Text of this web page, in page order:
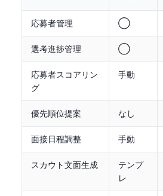
応募者管理 ◯
選考進捗管理 ◯
応募者スコアリン
グ
手動
優先順位提案 なし
面接日程調整 手動
スカウト文面生成
テンプ
レ